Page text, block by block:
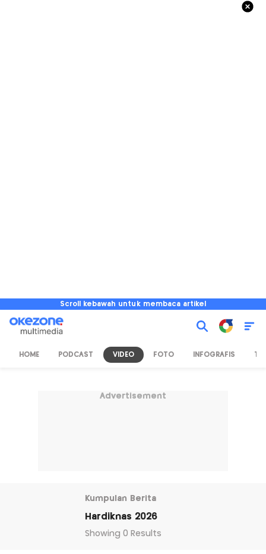
Scroll kebawah untuk membaca artikel
HOME PODCAST VIDEO FOTO INFOGRAFIS TV
Advertisement
Kumpulan Berita
Hardiknas 2026
Showing 0 Results